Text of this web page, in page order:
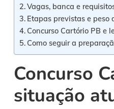
Vagas, banca e
Etapas previstas e peso
Concurso Cartório PB e
Como seguir a
Concurso
situação